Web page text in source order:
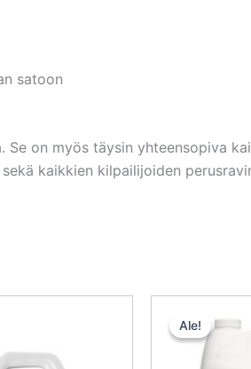
satoon
Se on myös täysin yhteensopiva
kaikkien kilpailijoiden
18,50 €.
Ale!
Ale!